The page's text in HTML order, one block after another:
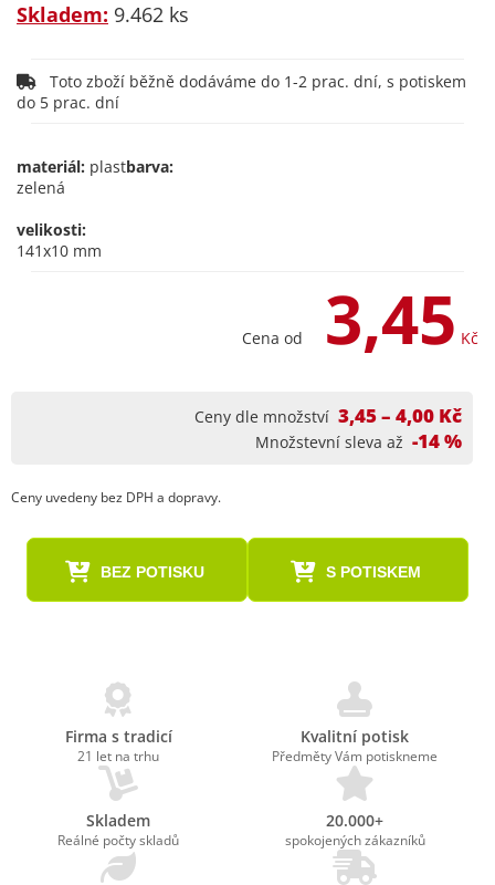
Skladem: 9.462 ks
Toto zboží běžně dodáváme do 1-2 prac. dní, s potiskem
do 5 prac. dní
materiál: plastbarva:
zelená
velikosti:
141x10 mm
Cena od 3,45 Kč
Ceny dle množství 3,45 – 4,00 Kč
Množstevní sleva až -14 %
Ceny uvedeny bez DPH a dopravy.
BEZ POTISKU S POTISKEM
Firma s tradicí
21 let na trhu
Kvalitní potisk
Předměty Vám potiskneme
Skladem
Reálné počty skladů
20.000+
spokojených zákazníků